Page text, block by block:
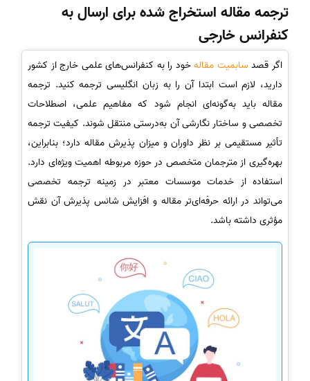
ترجمه مقاله استخراج شده برای ارسال به
کنفرانس خارجی
اگر قصد سابمیت مقالهخود را به کنفرانس‌های علمی خارج از کشور
دارید، لازم است ابتدا آن را به زبان انگلیسی ترجمه کنید. ترجمه
مقاله باید به‌گونه‌ای انجام شود که مفاهیم علمی، اصطلاحات
تخصصی و ساختار نگارشی آن به‌درستی منتقل شوند. کیفیت ترجمه
تأثیر مستقیمی بر نظر داوران و میزان پذیرش مقاله دارد؛ بنابراین،
بهره‌گیری از مترجمان متخصص در حوزه مربوطه اهمیت ویژه‌ای دارد.
استفاده از خدمات موسسات معتبر در زمینه ترجمه تخصصی
می‌تواند در ارائه حرفه‌ای‌تر مقاله و افزایش شانس پذیرش آن نقش
مؤثری داشته باشد.